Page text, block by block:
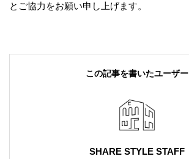
とご協力をお願い申し上げます。
この記事を書いたユーザー
SHARE STYLE STAFF